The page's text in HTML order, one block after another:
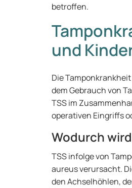
betroffen.
und
Die
dem Gebrauch von
TSS im
operativen Eingriffs
Wodurch
TSS infolge von
aureus verursacht.
den Achselhöhlen,